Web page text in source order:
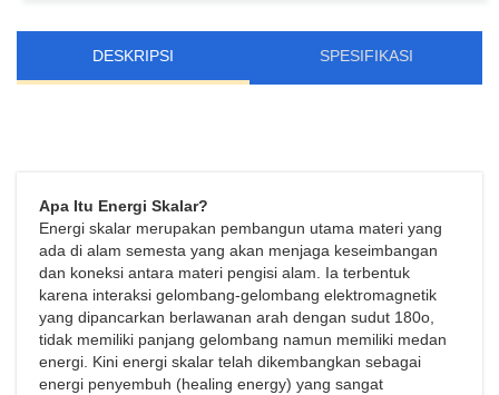
DESKRIPSI SPESIFIKASI
Apa Itu Energi Skalar?
Energi skalar merupakan pembangun utama materi yang
ada di alam semesta yang akan menjaga keseimbangan
dan koneksi antara materi pengisi alam. Ia terbentuk
karena interaksi gelombang-gelombang elektromagnetik
yang dipancarkan berlawanan arah dengan sudut 180o,
tidak memiliki panjang gelombang namun memiliki medan
energi. Kini energi skalar telah dikembangkan sebagai
energi penyembuh (healing energy) yang sangat